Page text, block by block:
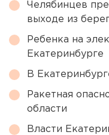
Челябинцев
выходе из
Ребенка на
Екатеринбурге
В
Ракетная
области
Власти